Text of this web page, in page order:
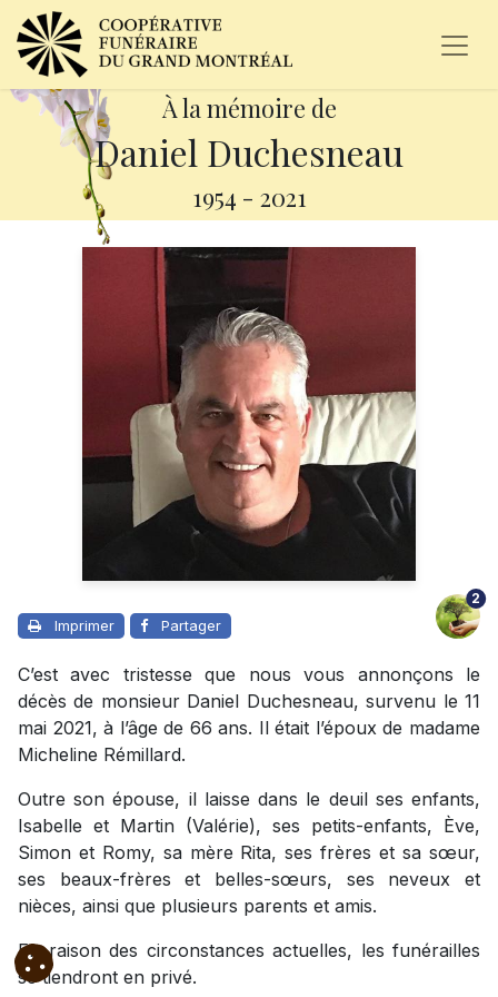
À la mémoire de
Daniel Duchesneau
1954 - 2021
Imprimer Partager
2
C’est avec tristesse que nous vous annonçons le
décès de monsieur Daniel Duchesneau, survenu le 11
mai 2021, à l’âge de 66 ans. Il était l’époux de madame
Micheline Rémillard.
Outre son épouse, il laisse dans le deuil ses enfants,
Isabelle et Martin (Valérie), ses petits-enfants, Ève,
Simon et Romy, sa mère Rita, ses frères et sa sœur,
ses beaux-frères et belles-sœurs, ses neveux et
nièces, ainsi que plusieurs parents et amis.
En raison des circonstances actuelles, les funérailles
se tiendront en privé.